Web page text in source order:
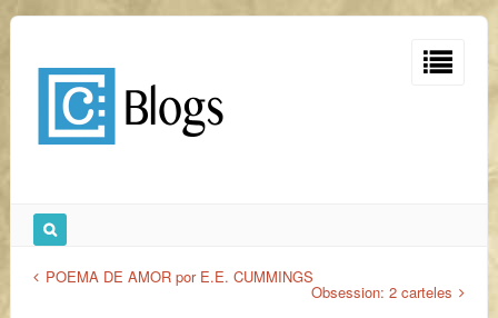
POEMA DE AMOR por E.E. CUMMINGS
Obsession: 2 carteles